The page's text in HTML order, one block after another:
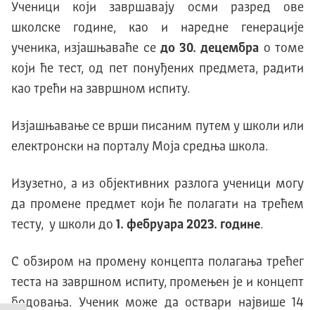
Ученици који завршавају осми разред ове
школске године, као и наредне генерације
ученикa, изјашњаваће се до 30. децембра о томе
који ће тест, од пет понуђених предмета, радити
као трећи на завршном испиту.
Изјашњавање се врши писаним путем у школи или
електронски на порталу Моја средња школа.
Изузетно, а из објективних разлога ученици могу
да промене предмет који ће полагати на трећем
тесту, у школи до 1. фебруара 2023. године.
С обзиром на промену концепта полагања трећег
теста на завршном испиту, промењен је и концепт
бодовања. Ученик може да оствари највише 14